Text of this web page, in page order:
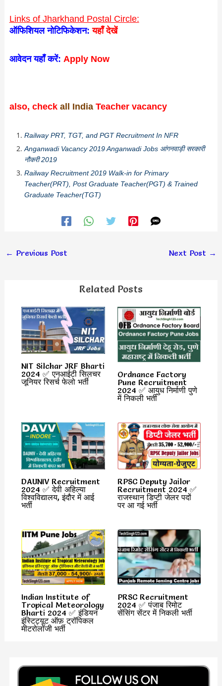
Links of Jharkhand Postal Circle:
ऑफिशियल नोटिफिकेशन:यहाँ देखें
आवेदन यहाँ करें: Apply Now
also, check all IndiaTeacher vacancy
Railway PRT, TGT, and PGT Recruitment In NFR
Anganwadi Vacancy 2019 Anganwadi Jobs आंगनवाड़ी सरकारी
नौकरी 2019
Railway Recruitment 2019 Walk-in for Primary
Teacher(PRT), Post Graduate Teacher(PGT) & Trained
Graduate Teacher(TGT)
← Previous Post Next Post →
Related Posts
NIT Silchar JRF Bharti
2024 ✅ एनआईटी सिलचर
जूनियर रिसर्च फेलो भर्ती
Ordnance Factory
Pune Recruitment
2024 ✅ आयुध निर्माणी पुणे
में निकली भर्ती
DAUNIV Recruitment
2024 ✅ देवी अहिल्या
विश्वविद्यालय, इंदौर में आई
भर्ती
RPSC Deputy Jailor
Recruitment 2024 ✅
राजस्थान डिप्टी जेलर पदों
पर आ गई भर्ती
Indian Institute of
Tropical Meteorology
Bharti 2024 ✅ इंडियन
इंस्टिट्यूट ऑफ़ ट्रॉपिकल
मीटरोलॉजी भर्ती
PRSC Recruitment
2024 ✅ पंजाब रिमोट
सेंसिंग सेंटर में निकली भर्ती